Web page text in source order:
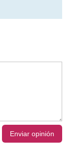
Enviar opinión